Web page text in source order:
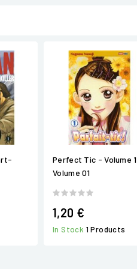
Perfect Tic - Volume 1
Volume 01
1,20 €
In Stock 1 Products